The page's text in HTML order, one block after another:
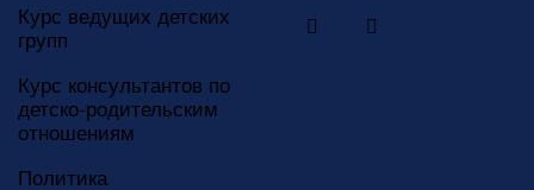
Курс ведущих детских
групп
Курс консультантов по
детско-родительским
отношениям
Политика